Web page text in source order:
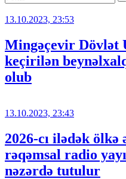
13.10.2023, 23:53
Mingəçevir Dövlət
keçirilən
olub
13.10.2023, 23:43
2026-cı ilədək
rəqəmsal radio
nəzərdə tutulur